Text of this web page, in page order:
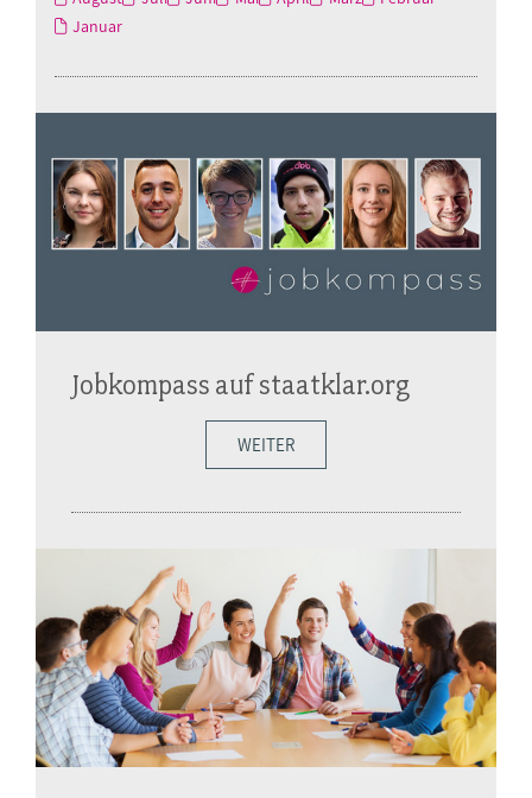
Januar
Jobkompass auf staatklar.org
WEITER